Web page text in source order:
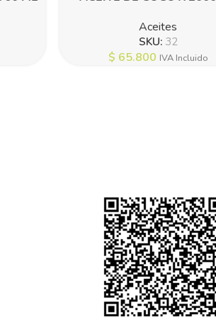
Aceites
SKU: 32
$ 65.800 IVA Incluido